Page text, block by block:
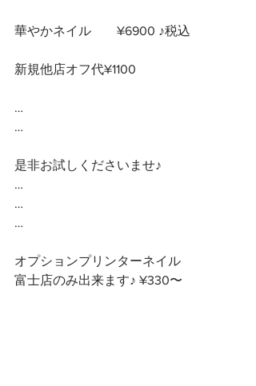
華やかネイル　　¥6900 ♪税込
新規他店オフ代¥1100
…
…
是非お試しくださいませ♪
…
…
…
オプションプリンターネイル
富士店のみ出来ます♪ ¥330〜